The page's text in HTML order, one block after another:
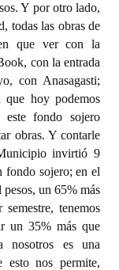
Y por otro lado,
todas las obras de
que ver con la
con la entrada
con Anasagasti;
que hoy podemos
este fondo sojero
obras. Y contarle
invirtió 9
fondo sojero; en el
un 65% más
tenemos
un 35% más que
es una
esto nos permite,